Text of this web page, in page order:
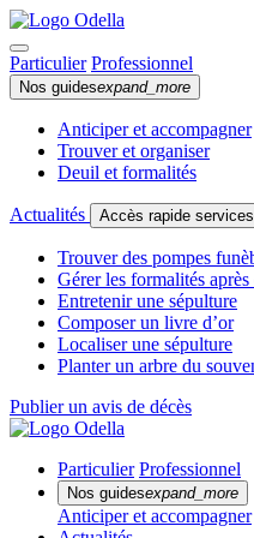
Particulier Professionnel
Nos guidesexpand_more
Anticiper et accompagner
Trouver et organiser
Deuil et formalités
Actualités Accès rapide services
Trouver des pompes
Gérer les formalités après
Entretenir une sépulture
Composer un livre d’or
Localiser une sépulture
Planter un arbre du
Publier un avis de décès
Particulier Professionnel
Nos guidesexpand_more
Anticiper et accompagner